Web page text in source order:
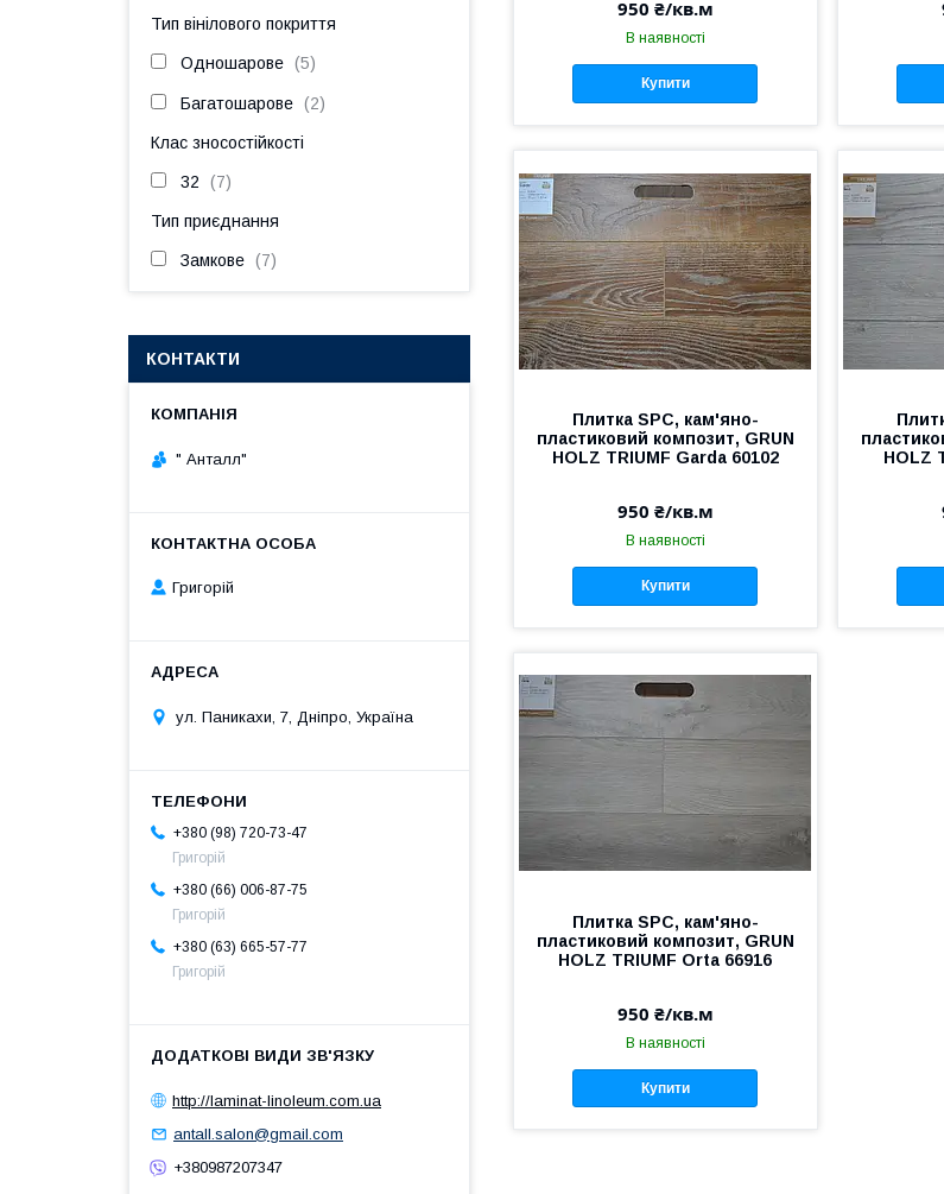
950 ₴/кв.м
В наявності
Купити
Плитка SPC, кам'яно-
пластиковий композит, GRUN
HOLZ TRIUMF Garda 60102
950 ₴/кв.м
В наявності
Купити
HOLZ
Плитка SPC, кам'яно-
пластиковий композит, GRUN
HOLZ TRIUMF Orta 66916
950 ₴/кв.м
В наявності
Купити
Тип вінілового покриття
Одношарове 5
Багатошарове 2
Клас зносостійкості
32 7
Тип приєднання
Замкове 7
КОНТАКТИ
" Анталл"
Григорій
ул. Паникахи, 7, Дніпро, Україна
+380 (98) 720-73-47
Григорій
+380 (66) 006-87-75
Григорій
+380 (63) 665-57-77
Григорій
http://laminat-linoleum.com.ua
antall.salon@gmail.com
+380987207347